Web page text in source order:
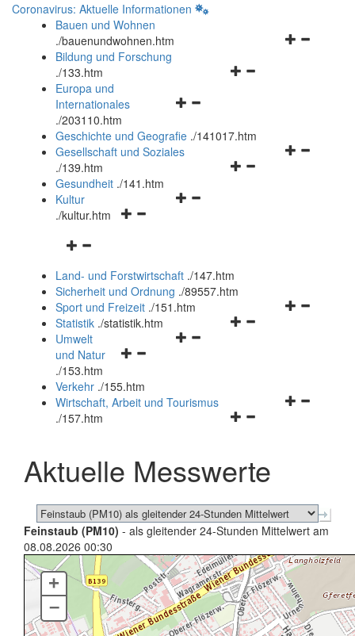
Coronavirus: Aktuelle Informationen
Bauen und Wohnen
./bauenundwohnen.htm
Navigationsmenü
Bildung und Forschung
./133.htm
Navigationsmenü
und
schließen
Europa und
Internationales
./203110.htm
Geschichte und Geografie ./141017.htm
Navigationsmenü
Gesellschaft und Soziales
./139.htm
Navigationsmenü
Gesundheit ./141.htm
Navigationsmenü
Kultur
./kultur.htm
Navigationsmenü
und
schließen
Land- und Forstwirtschaft ./147.htm
Sicherheit und Ordnung ./89557.htm
Navigationsmenü
Sport und Freizeit ./151.htm
Navigationsmenü
Statistik ./statistik.htm
Navigationsmenü
und
schließen
Umwelt
und Natur
./153.htm
Verkehr ./155.htm
Navigationsmenü
schließen
Wirtschaft, Arbeit und Tourismus
./157.htm
Aktuelle Messwerte
Feinstaub (PM10) - als gleitender 24-Stunden Mittelwert am
08.08.2026 00:30
+
–